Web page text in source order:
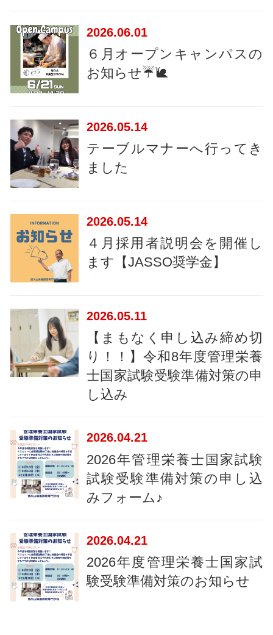
2026 06.01
６月オープンキャンパスの
お知らせ☔🐌
2026 05.14
テーブルマナーへ行ってき
ました
2026 05.14
４月採用者説明会を開催し
ます【JASSO奨学金】
2026 05.11
【まもなく申し込み締め切
り！！】令和8年度管理栄養
士国家試験受験準備対策の申
し込み
2026 04.21
2026年管理栄養士国家試験
試験受験準備対策の申し込
みフォーム♪
2026 04.21
2026年度管理栄養士国家試
験受験準備対策のお知らせ